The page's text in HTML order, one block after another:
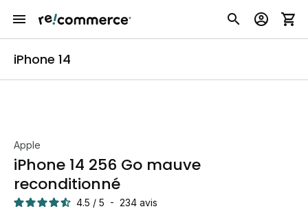
iPhone 14
Apple
iPhone 14 256 Go mauve
reconditionné
4.5 / 5 - 234 avis